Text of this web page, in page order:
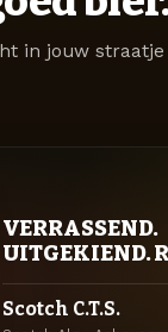
in jouw straatje
VERRASSEND.
UITGEKIEND.
Scotch C.T.S.